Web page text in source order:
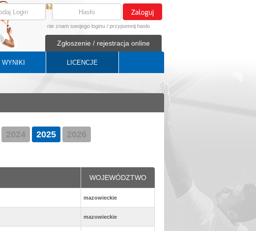
nie znam swojego loginu / przypomnij hasło
Zgłoszenie / rejestracja online
WYNIKI LICENCJE
2024 2025 2026
WOJEWÓDZTWO
mazowieckie
mazowieckie